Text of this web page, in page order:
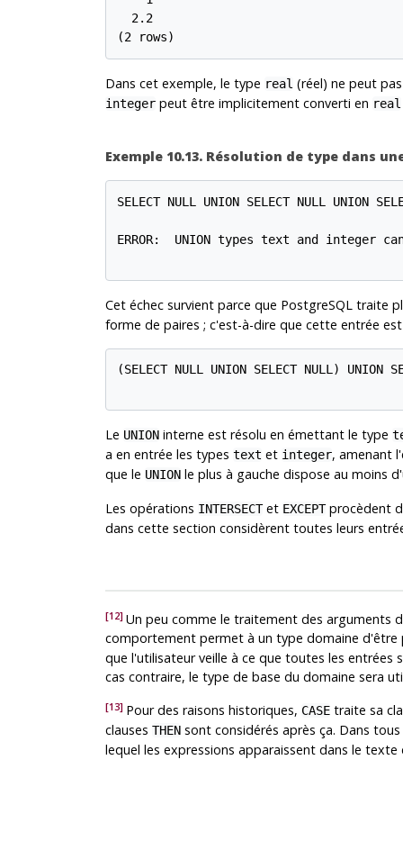
  2.2
(2 rows)
Dans cet exemple, le type real (réel) ne peut
integerpeut être implicitement converti en real
Exemple 10.13. Résolution de type dans
SELECT NULL UNION SELECT NULL UNION
ERROR:  UNION types text and integer
Cet échec survient parce que PostgreSQL traite
forme de paires ; c'est-à-dire que cette entrée
(SELECT NULL UNION SELECT NULL) UNION
Le UNIONinterne est résolu en émettant le type
a en entrée les types text et integer, amenant
que le UNIONle plus à gauche dispose au moins
Les opérations INTERSECTet EXCEPTprocèdent
dans cette section considèrent toutes leurs
[12] Un peu comme le traitement des arguments
comportement permet à un type domaine d'être
que l'utilisateur veille à ce que toutes les
cas contraire, le type de base du domaine sera
[13] Pour des raisons historiques, CASEtraite sa
clauses THENsont considérés après ça. Dans
lequel les expressions apparaissent dans le texte